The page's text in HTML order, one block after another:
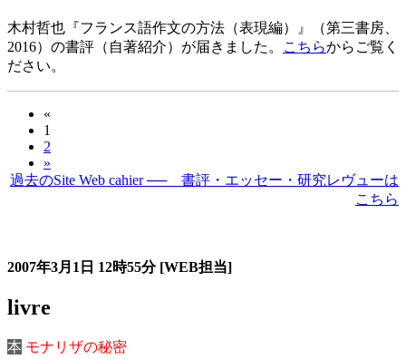
木村哲也『フランス語作文の方法（表現編）』（第三書房、
2016）の書評（自著紹介）が届きました。
こちらからご覧く
ださい。
«
1
2
»
過去のSite Web cahier ── 書評・エッセー・研究レヴューは
こちら
2007年3月1日 12時55分 [WEB担当]
livre
本 モナリザの秘密